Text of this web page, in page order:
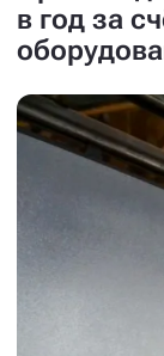
в год за